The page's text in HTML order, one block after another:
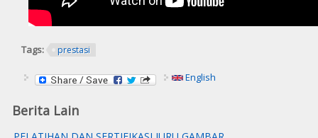
Tags: prestasi
English
Berita Lain